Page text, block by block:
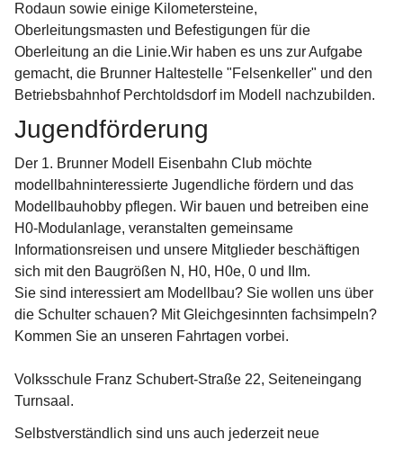
Rodaun sowie einige Kilometersteine,
Oberleitungsmasten und Befestigungen für die
Oberleitung an die Linie.Wir haben es uns zur Aufgabe
gemacht, die Brunner Haltestelle "Felsenkeller" und den
Betriebsbahnhof Perchtoldsdorf im Modell nachzubilden.
Jugendförderung
Der 1. Brunner Modell Eisenbahn Club möchte
modellbahninteressierte Jugendliche fördern und das
Modellbauhobby pflegen. Wir bauen und betreiben eine
H0-Modulanlage, veranstalten gemeinsame
Informationsreisen und unsere Mitglieder beschäftigen
sich mit den Baugrößen N, H0, H0e, 0 und IIm.
Sie sind interessiert am Modellbau? Sie wollen uns über
die Schulter schauen? Mit Gleichgesinnten fachsimpeln?
Kommen Sie an unseren Fahrtagen vorbei.
Volksschule Franz Schubert-Straße 22, Seiteneingang
Turnsaal.
Selbstverständlich sind uns auch jederzeit neue